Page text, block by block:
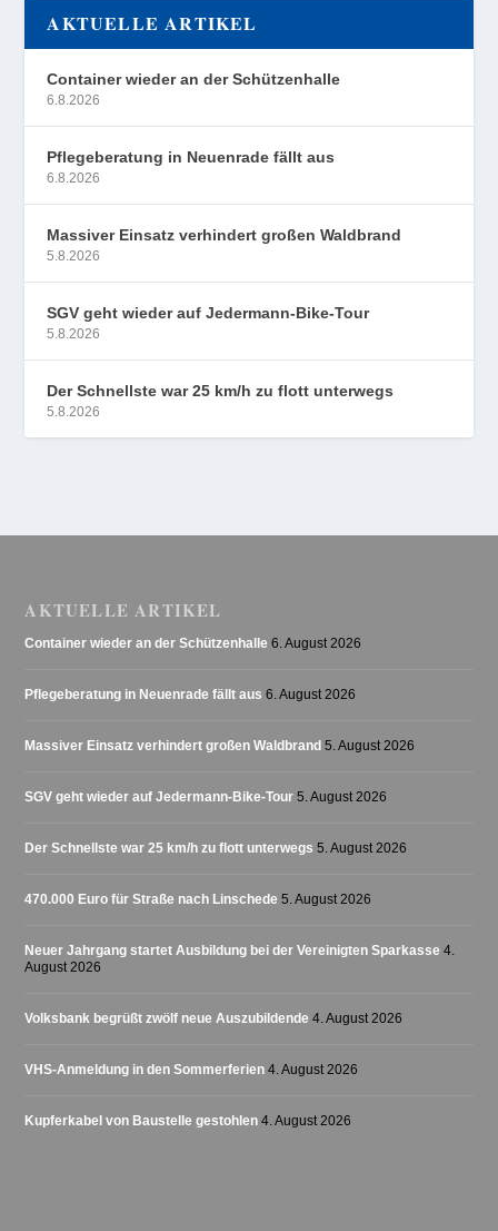
AKTUELLE ARTIKEL
Container wieder an der Schützenhalle
6.8.2026
Pflegeberatung in Neuenrade fällt aus
6.8.2026
Massiver Einsatz verhindert großen Waldbrand
5.8.2026
SGV geht wieder auf Jedermann-Bike-Tour
5.8.2026
Der Schnellste war 25 km/h zu flott unterwegs
5.8.2026
AKTUELLE ARTIKEL
Container wieder an der Schützenhalle 6. August 2026
Pflegeberatung in Neuenrade fällt aus 6. August 2026
Massiver Einsatz verhindert großen Waldbrand 5. August 2026
SGV geht wieder auf Jedermann-Bike-Tour 5. August 2026
Der Schnellste war 25 km/h zu flott unterwegs 5. August 2026
470.000 Euro für Straße nach Linschede 5. August 2026
Neuer Jahrgang startet Ausbildung bei der Vereinigten Sparkasse 4.
August 2026
Volksbank begrüßt zwölf neue Auszubildende 4. August 2026
VHS-Anmeldung in den Sommerferien 4. August 2026
Kupferkabel von Baustelle gestohlen 4. August 2026